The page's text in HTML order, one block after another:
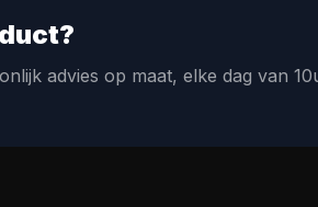
advies op maat, elke dag van